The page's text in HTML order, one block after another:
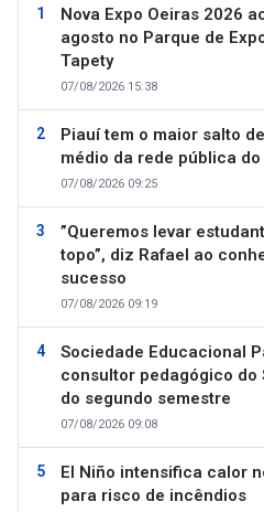
Nova Expo Oeiras 2026
agosto no Parque de
Tapety
07/08/2026 15:38
Piauí tem o maior salto
médio da rede pública
07/08/2026 09:25
”Queremos levar
topo”, diz Rafael ao
sucesso
07/08/2026 09:19
Sociedade Educacional
consultor pedagógico do
do segundo semestre
07/08/2026 09:08
El Niño intensifica calor
para risco de incêndios